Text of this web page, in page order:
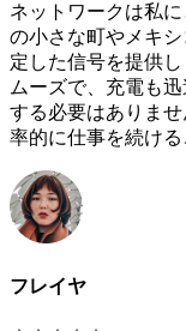
ネットワークは私に
の小さな町やメキ
定した信号を提供
ムーズで、充電も
する必要はありま
率的に仕事を続ける
フレイヤ